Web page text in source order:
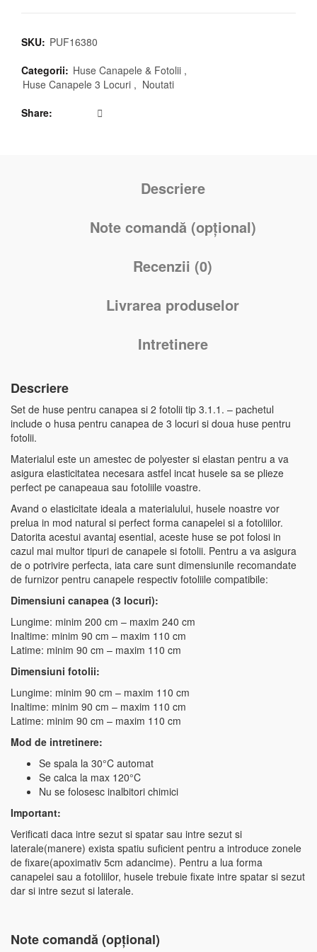
SKU: PUF16380
Categorii: Huse Canapele & Fotolii ,
Huse Canapele 3 Locuri , Noutati
Share
Descriere
Note comandă (opțional)
Recenzii (0)
Livrarea produselor
Intretinere
Descriere
Set de huse pentru canapea si 2 fotolii tip 3.1.1. – pachetul
include o husa pentru canapea de 3 locuri si doua huse pentru
fotolii.
Materialul este un amestec de polyester si elastan pentru a va
asigura elasticitatea necesara astfel incat husele sa se plieze
perfect pe canapeaua sau fotoliile voastre.
Avand o elasticitate ideala a materialului, husele noastre vor
prelua in mod natural si perfect forma canapelei si a fotoliilor.
Datorita acestui avantaj esential, aceste huse se pot folosi in
cazul mai multor tipuri de canapele si fotolii. Pentru a va asigura
de o potrivire perfecta, iata care sunt dimensiunile recomandate
de furnizor pentru canapele respectiv fotoliile compatibile:
Dimensiuni canapea (3 locuri):
Lungime: minim 200 cm – maxim 240 cm
Inaltime: minim 90 cm – maxim 110 cm
Latime: minim 90 cm – maxim 110 cm
Dimensiuni fotolii:
Lungime: minim 90 cm – maxim 110 cm
Inaltime: minim 90 cm – maxim 110 cm
Latime: minim 90 cm – maxim 110 cm
Mod de intretinere:
Se spala la 30°C automat
Se calca la max 120°C
Nu se folosesc inalbitori chimici
Important:
Verificati daca intre sezut si spatar sau intre sezut si
laterale(manere) exista spatiu suficient pentru a introduce zonele
de fixare(apoximativ 5cm adancime). Pentru a lua forma
canapelei sau a fotoliilor, husele trebuie fixate intre spatar si sezut
dar si intre sezut si laterale.
Note comandă (opțional)